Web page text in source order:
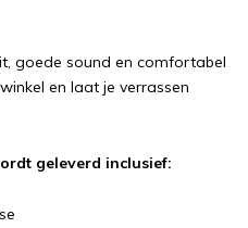
goede sound en comfortabel
en laat je verrassen
geleverd inclusief: